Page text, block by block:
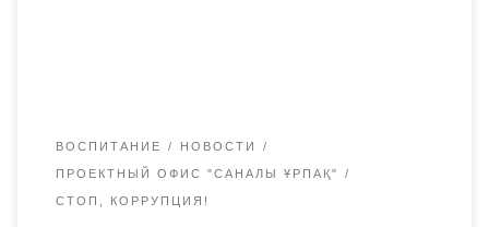
ВОСПИТАНИЕ НОВОСТИ
ПРОЕКТНЫЙ ОФИС "САНАЛЫ ҰРПАҚ"
СТОП, КОРРУПЦИЯ!